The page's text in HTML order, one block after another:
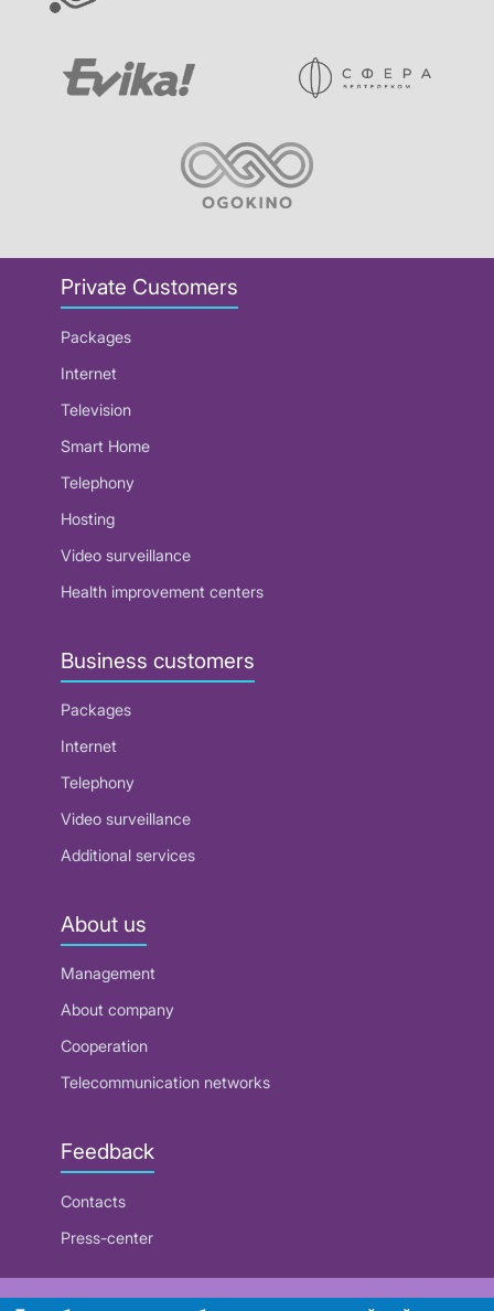
Private Customers
Packages
Internet
Television
Smart Home
Telephony
Hosting
Video surveillance
Health improvement centers
Business customers
Packages
Internet
Telephony
Video surveillance
Additional services
About us
Management
About company
Cooperation
Telecommunication networks
Feedback
Contacts
Press-center
RUE "Beltelecom"